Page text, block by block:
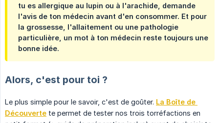
tu es allergique au lupin ou à l'arachide, demande
l'avis de ton médecin avant d'en consommer. Et pour
la grossesse, l'allaitement ou une pathologie
particulière, un mot à ton médecin reste toujours une
bonne idée.
Alors, c'est pour toi ?
Le plus simple pour le savoir, c'est de goûter. La Boîte de
Découverte te permet de tester nos trois torréfactions en